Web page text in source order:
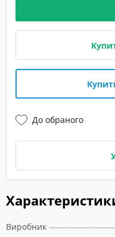
Виробник
До обраного